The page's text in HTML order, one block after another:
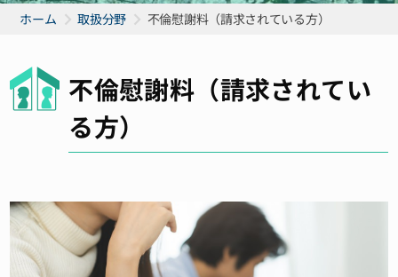
ホーム 取扱分野 不倫慰謝料（請求されている方）
不倫慰謝料（請求されてい
る方）